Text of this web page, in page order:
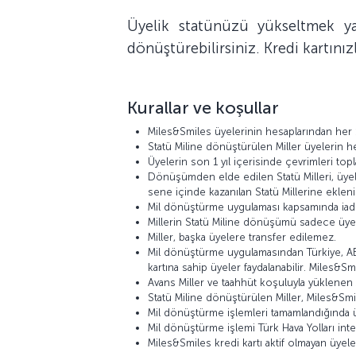
Üyelik statünüzü yükseltmek
dönüştürebilirsiniz. Kredi
Kurallar ve koşullar
Miles&Smiles üyelerinin hesaplarından
Statü Miline dönüştürülen Miller üyelerin
Üyelerin son 1 yıl içerisinde çevrimleri
Dönüşümden elde edilen Statü Milleri,
sene içinde kazanılan Statü Millerine
Mil dönüştürme uygulaması kapsamında
Millerin Statü Miline dönüşümü sadece
Miller, başka üyelere transfer edilemez.
Mil dönüştürme uygulamasından Türkiye,
kartına sahip üyeler faydalanabilir.
Avans Miller ve taahhüt koşuluyla
Statü Miline dönüştürülen Miller,
Mil dönüştürme işlemleri tamamlandığında
Mil dönüştürme işlemi Türk Hava Yolları
Miles&Smiles kredi kartı aktif olmayan